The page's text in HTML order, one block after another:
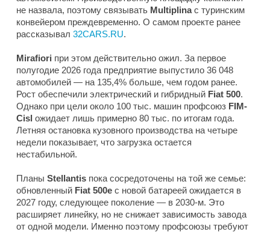
не назвала, поэтому связывать Multiplinaс туринским
конвейером преждевременно. О самом проекте ранее
рассказывал 32CARS.RU.
Mirafiori при этом действительно ожил. За первое
полугодие 2026 года предприятие выпустило 36 048
автомобилей — на 135,4% больше, чем годом ранее.
Рост обеспечили электрический и гибридный Fiat 500.
Однако при цели около 100 тыс. машин профсоюз FIM-
Cisl ожидает лишь примерно 80 тыс. по итогам года.
Летняя остановка кузовного производства на четыре
недели показывает, что загрузка остается
нестабильной.
Планы Stellantis пока сосредоточены на той же семье:
обновленный Fiat 500e с новой батареей ожидается в
2027 году, следующее поколение — в 2030-м. Это
расширяет линейку, но не снижает зависимость завода
от одной модели. Именно поэтому профсоюзы требуют